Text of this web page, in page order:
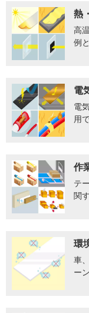
熱
高
例
電
電
用
作
テ
関
環
車
ー